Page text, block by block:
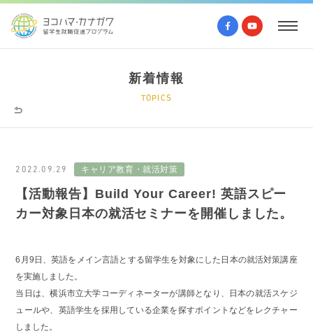
新着情報
TOPICS
2022.09.29 キャリア教育・就活対策
【活動報告】Build Your Career! 英語スピー
カー対象日本の就活セミナーを開催しました。
6月9日、英語をメイン言語とする留学生を対象にした日本の就活対策講座
を実施しました。
当日は、横浜市立大学コーディネーターが講師となり、日本の就活スケジ
ュールや、英語学生を採用している企業を探すポイントなどをレクチャー
しました。